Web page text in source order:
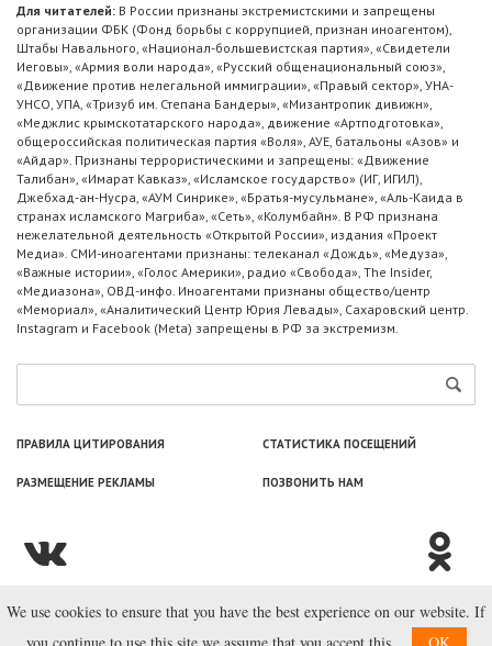
Для читателей: В России признаны экстремистскими и запрещены
организации ФБК (Фонд борьбы с коррупцией, признан иноагентом),
Штабы Навального, «Национал-большевистская партия», «Свидетели
Иеговы», «Армия воли народа», «Русский общенациональный союз»,
«Движение против нелегальной иммиграции», «Правый сектор», УНА-
УНСО, УПА, «Тризуб им. Степана Бандеры», «Мизантропик дивижн»,
«Меджлис крымскотатарского народа», движение «Артподготовка»,
общероссийская политическая партия «Воля», АУЕ, батальоны «Азов» и
«Айдар». Признаны террористическими и запрещены: «Движение
Талибан», «Имарат Кавказ», «Исламское государство» (ИГ, ИГИЛ),
Джебхад-ан-Нусра, «АУМ Синрике», «Братья-мусульмане», «Аль-Каида в
странах исламского Магриба», «Сеть», «Колумбайн». В РФ признана
нежелательной деятельность «Открытой России», издания «Проект
Медиа». СМИ-иноагентами признаны: телеканал «Дождь», «Медуза»,
«Важные истории», «Голос Америки», радио «Свобода», The Insider,
«Медиазона», ОВД-инфо. Иноагентами признаны общество/центр
«Мемориал», «Аналитический Центр Юрия Левады», Сахаровский центр.
Instagram и Facebook (Metа) запрещены в РФ за экстремизм.
ПРАВИЛА ЦИТИРОВАНИЯ СТАТИСТИКА ПОСЕЩЕНИЙ
РАЗМЕЩЕНИЕ РЕКЛАМЫ ПОЗВОНИТЬ НАМ
© ООО «Лаборатория Новоcтей», 2003—2026.
We use cookies to ensure that you have the best experience on our website. If